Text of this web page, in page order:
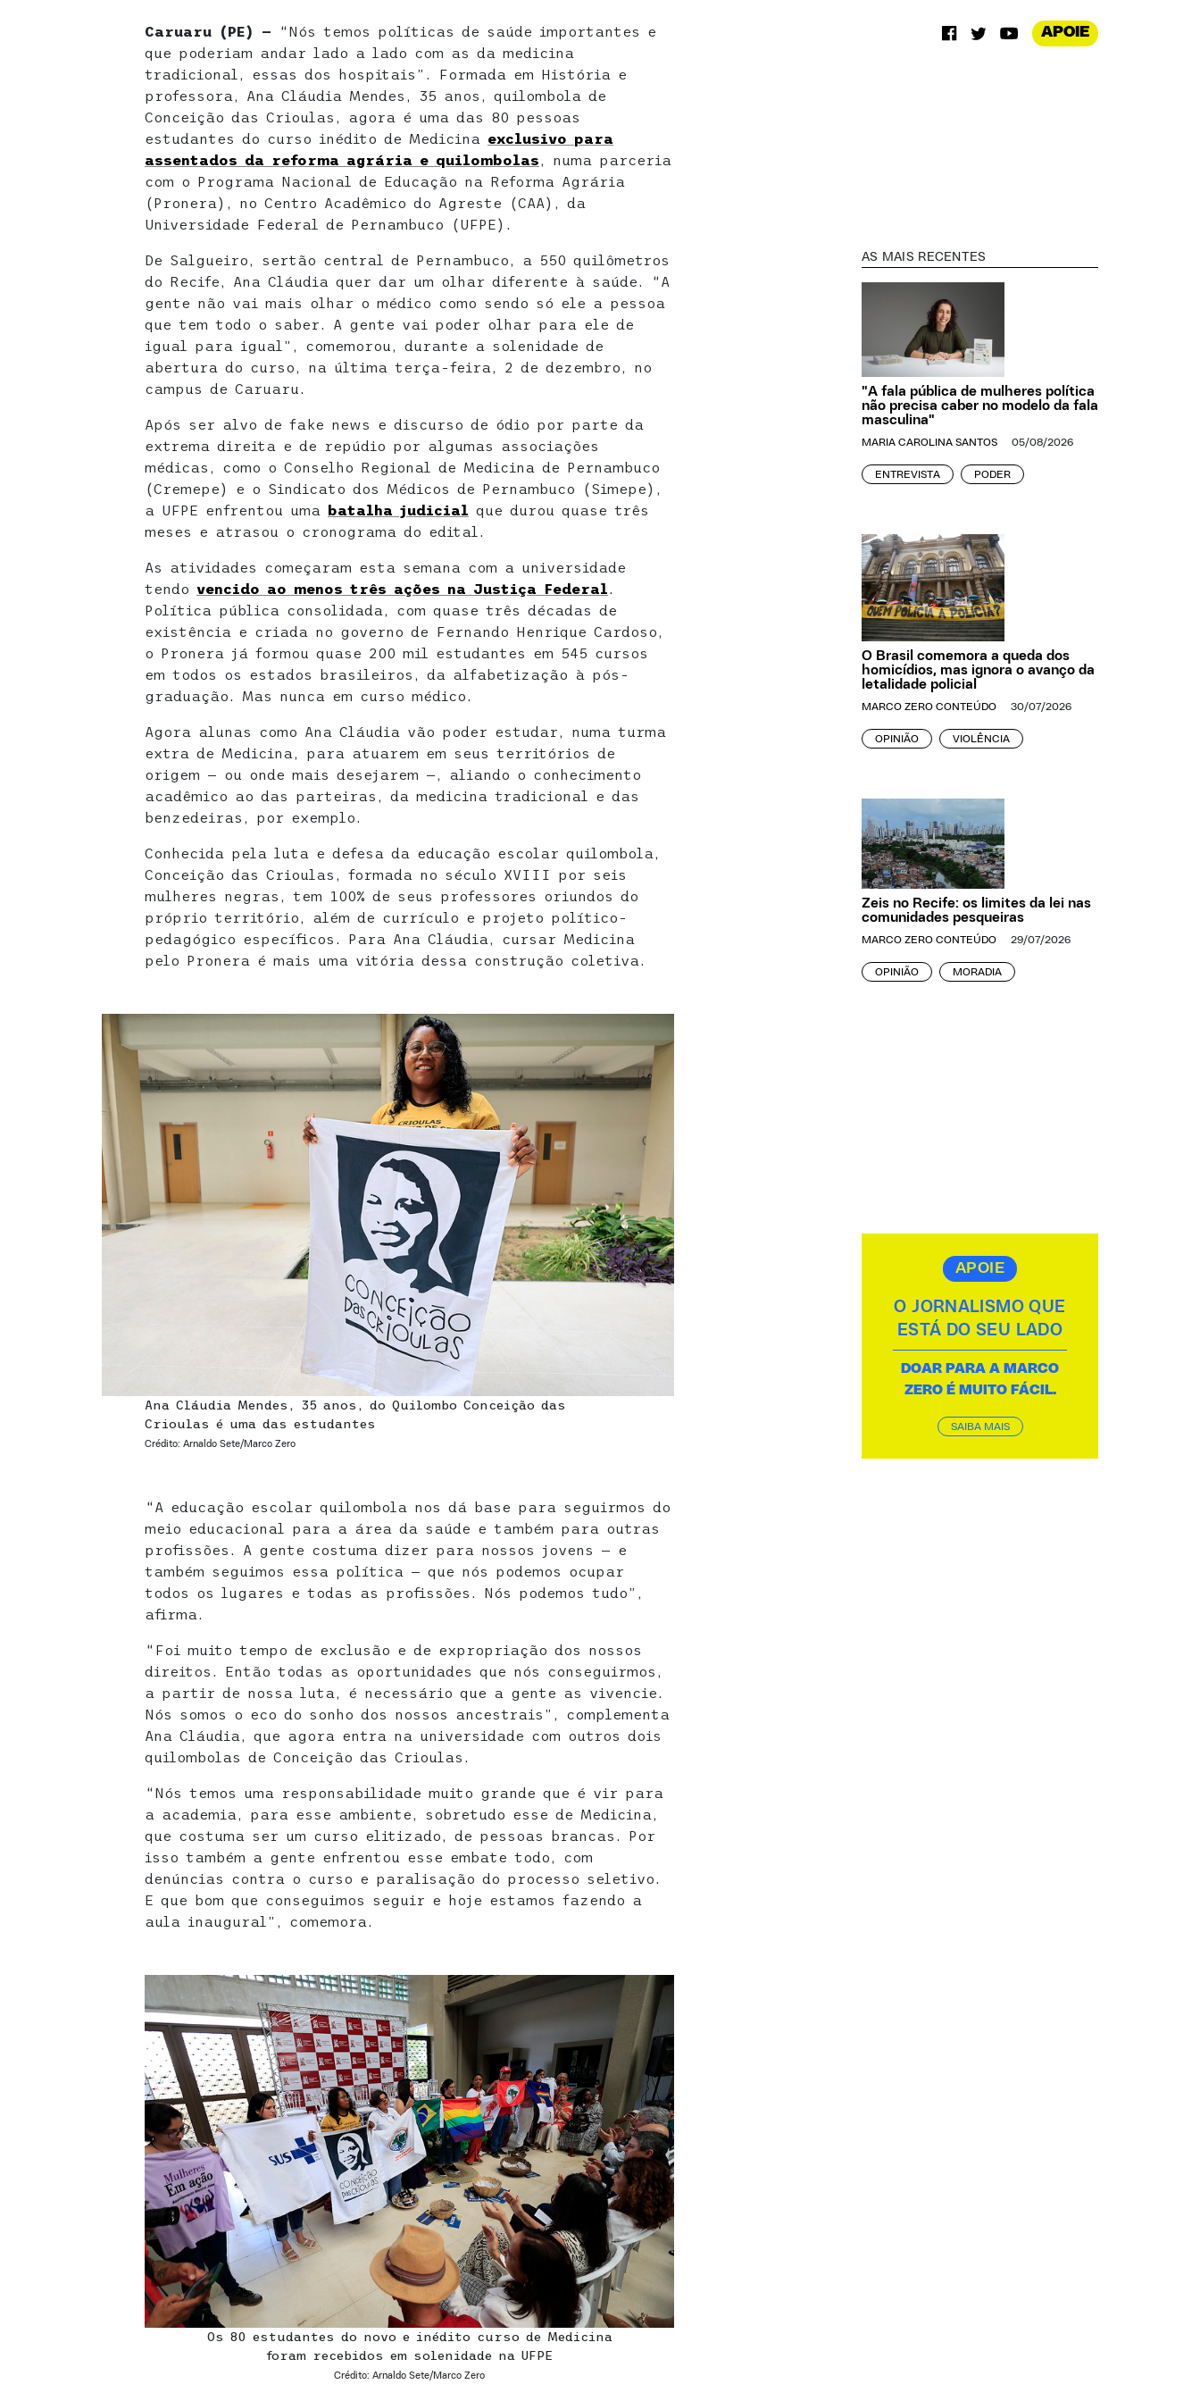
Caruaru (PE) — “Nós temos políticas de saúde importantes e
que poderiam andar lado a lado com as da medicina
tradicional, essas dos hospitais”. Formada em História e
professora, Ana Cláudia Mendes, 35 anos, quilombola de
Conceição das Crioulas, agora é uma das 80 pessoas
estudantes do curso inédito de Medicina exclusivo para
assentados da reforma agrária e quilombolas, numa parceria
com o Programa Nacional de Educação na Reforma Agrária
(Pronera), no Centro Acadêmico do Agreste (CAA), da
Universidade Federal de Pernambuco (UFPE).
De Salgueiro, sertão central de Pernambuco, a 550 quilômetros
do Recife, Ana Cláudia quer dar um olhar diferente à saúde. “A
gente não vai mais olhar o médico como sendo só ele a pessoa
que tem todo o saber. A gente vai poder olhar para ele de
igual para igual”, comemorou, durante a solenidade de
abertura do curso, na última terça-feira, 2 de dezembro, no
campus de Caruaru.
Após ser alvo de fake news e discurso de ódio por parte da
extrema direita e de repúdio por algumas associações
médicas, como o Conselho Regional de Medicina de Pernambuco
(Cremepe) e o Sindicato dos Médicos de Pernambuco (Simepe),
a UFPE enfrentou uma batalha judicial que durou quase três
meses e atrasou o cronograma do edital.
As atividades começaram esta semana com a universidade
tendo vencido ao menos três ações na Justiça Federal.
Política pública consolidada, com quase três décadas de
existência e criada no governo de Fernando Henrique Cardoso,
o Pronera já formou quase 200 mil estudantes em 545 cursos
em todos os estados brasileiros, da alfabetização à pós-
graduação. Mas nunca em curso médico.
Agora alunas como Ana Cláudia vão poder estudar, numa turma
extra de Medicina, para atuarem em seus territórios de
origem — ou onde mais desejarem —, aliando o conhecimento
acadêmico ao das parteiras, da medicina tradicional e das
benzedeiras, por exemplo.
Conhecida pela luta e defesa da educação escolar quilombola,
Conceição das Crioulas, formada no século XVIII por seis
mulheres negras, tem 100% de seus professores oriundos do
próprio território, além de currículo e projeto político-
pedagógico específicos. Para Ana Cláudia, cursar Medicina
pelo Pronera é mais uma vitória dessa construção coletiva.
Ana Cláudia Mendes, 35 anos, do Quilombo Conceição das
Crioulas é uma das estudantes
Crédito: Arnaldo Sete/Marco Zero
“A educação escolar quilombola nos dá base para seguirmos do
meio educacional para a área da saúde e também para outras
profissões. A gente costuma dizer para nossos jovens — e
também seguimos essa política — que nós podemos ocupar
todos os lugares e todas as profissões. Nós podemos tudo”,
afirma.
“Foi muito tempo de exclusão e de expropriação dos nossos
direitos. Então todas as oportunidades que nós conseguirmos,
a partir de nossa luta, é necessário que a gente as vivencie.
Nós somos o eco do sonho dos nossos ancestrais”, complementa
Ana Cláudia, que agora entra na universidade com outros dois
quilombolas de Conceição das Crioulas.
“Nós temos uma responsabilidade muito grande que é vir para
a academia, para esse ambiente, sobretudo esse de Medicina,
que costuma ser um curso elitizado, de pessoas brancas. Por
isso também a gente enfrentou esse embate todo, com
denúncias contra o curso e paralisação do processo seletivo.
E que bom que conseguimos seguir e hoje estamos fazendo a
aula inaugural”, comemora.
Os 80 estudantes do novo e inédito curso de Medicina
foram recebidos em solenidade na UFPE
Crédito: Arnaldo Sete/Marco Zero
APOIE
AS MAIS RECENTES
"A fala pública de mulheres política
não precisa caber no modelo da fala
masculina"
MARIA CAROLINA SANTOS 05/08/2026
ENTREVISTA PODER
O Brasil comemora a queda dos
homicídios, mas ignora o avanço da
letalidade policial
MARCO ZERO CONTEÚDO 30/07/2026
OPINIÃO VIOLÊNCIA
Zeis no Recife: os limites da lei nas
comunidades pesqueiras
MARCO ZERO CONTEÚDO 29/07/2026
OPINIÃO MORADIA
APOIE
O JORNALISMO QUE
ESTÁ DO SEU LADO
DOAR PARA A MARCO
ZERO É MUITO FÁCIL.
SAIBA MAIS